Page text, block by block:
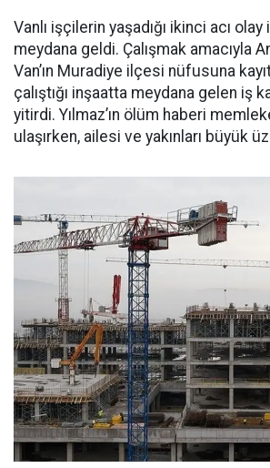
Vanlı işçilerin yaşadığı ikinci acı olay
meydana geldi. Çalışmak amacıyla
Van’ın Muradiye ilçesi nüfusuna
çalıştığı inşaatta meydana gelen iş
yitirdi. Yılmaz’ın ölüm haberi
ulaşırken, ailesi ve yakınları büyük